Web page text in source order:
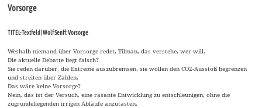
Vorsorge
TITEL-Textfeld | Wolf Senff: Vorsorge
Weshalb niemand über Vorsorge redet, Tilman, das verstehe, wer will.
Die aktuelle Debatte liegt falsch?
Sie reden darüber, die Extreme auszubremsen, sie wollen den CO2-Ausstoß begrenzen
und streiten über Zahlen.
Das wäre keine Vorsorge?
Nein, das ist der Versuch, eine rasante Entwicklung zu entschleunigen, ohne die
zugrundeliegenden irrigen Abläufe anzutasten.